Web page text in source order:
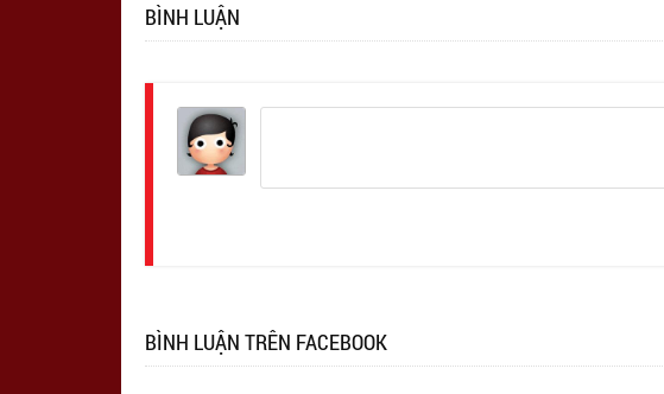
BÌNH LUẬN
BÌNH LUẬN TRÊN FACEBOOK